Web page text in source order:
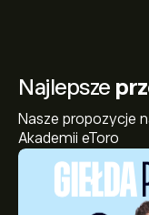
Najlepsze
Nasze propozycje
Akademii eToro